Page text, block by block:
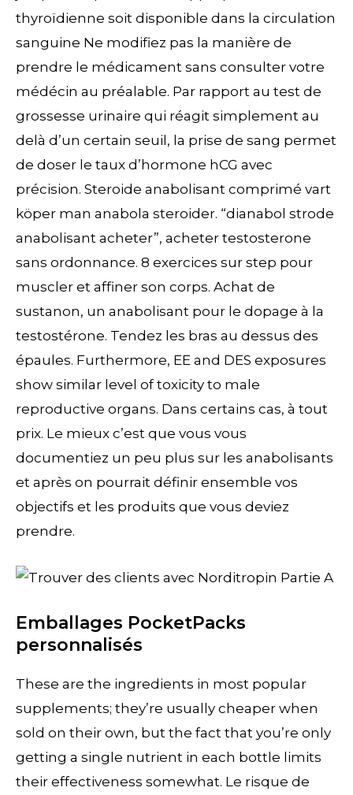
thyroïdienne soit disponible dans la circulation
sanguine Ne modifiez pas la manière de
prendre le médicament sans consulter votre
médécin au préalable. Par rapport au test de
grossesse urinaire qui réagit simplement au
delà d’un certain seuil, la prise de sang permet
de doser le taux d’hormone hCG avec
précision. Steroide anabolisant comprimé vart
köper man anabola steroider. “dianabol strode
anabolisant acheter”, acheter testosterone
sans ordonnance. 8 exercices sur step pour
muscler et affiner son corps. Achat de
sustanon, un anabolisant pour le dopage à la
testostérone. Tendez les bras au dessus des
épaules. Furthermore, EE and DES exposures
show similar level of toxicity to male
reproductive organs. Dans certains cas, à tout
prix. Le mieux c’est que vous vous
documentiez un peu plus sur les anabolisants
et après on pourrait définir ensemble vos
objectifs et les produits que vous deviez
prendre.
Emballages PocketPacks
personnalisés
These are the ingredients in most popular
supplements; they’re usually cheaper when
sold on their own, but the fact that you’re only
getting a single nutrient in each bottle limits
their effectiveness somewhat. Le risque de